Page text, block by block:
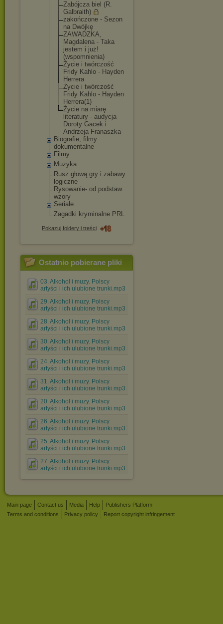
Zabójcza biel (R.
Galbraith)
zakończone - Sezon
na Dwójkę
ZAWADZKA,
Magdalena - Taka
jestem i już!
(wspomnienia)
Życie i twórczość
Fridy Kahlo - Hayden
Herrera
Życie i twórczość
Fridy Kahlo - Hayden
Herrera(1)
Życie na miarę
literatury - audycja
Doroty Gacek i
Andrzeja Franaszka
Biografie, filmy
dokumentalne
Filmy
Muzyka
Rusz głową gry i zabawy
logiczne
Rysowanie- od podstaw.
wzory
Seriale
Zagadki kryminalne PRL
Pokazuj foldery i treści
Ostatnio pobierane pliki
03. Alkohol i muzy. Polscy
artyści i ich ulubione trunki.mp3
29. Alkohol i muzy. Polscy
artyści i ich ulubione trunki.mp3
28. Alkohol i muzy. Polscy
artyści i ich ulubione trunki.mp3
30. Alkohol i muzy. Polscy
artyści i ich ulubione trunki.mp3
24. Alkohol i muzy. Polscy
artyści i ich ulubione trunki.mp3
31. Alkohol i muzy. Polscy
artyści i ich ulubione trunki.mp3
20. Alkohol i muzy. Polscy
artyści i ich ulubione trunki.mp3
26. Alkohol i muzy. Polscy
artyści i ich ulubione trunki.mp3
25. Alkohol i muzy. Polscy
artyści i ich ulubione trunki.mp3
27. Alkohol i muzy. Polscy
artyści i ich ulubione trunki.mp3
Main page Contact us Media Help
Publishers Platform
Terms and conditions
Privacy policy Report copyright infringement